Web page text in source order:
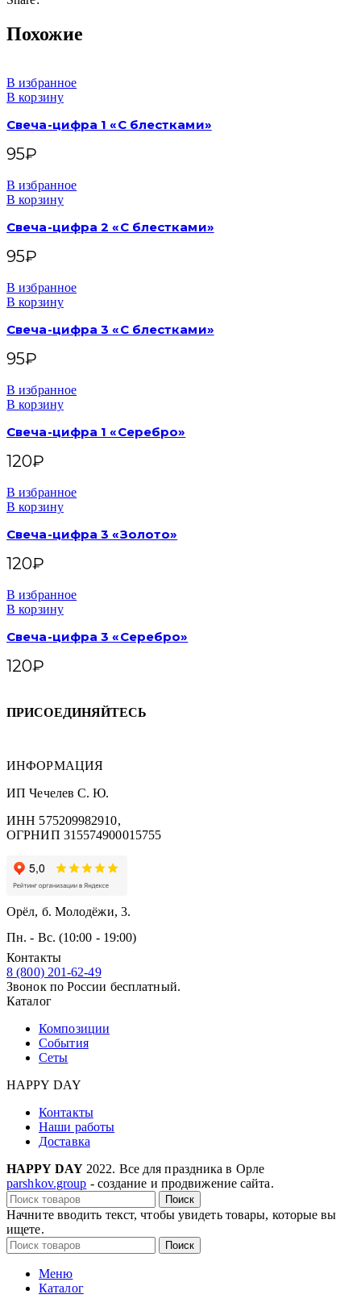
Похожие
В избранное
В корзину
Свеча-цифра 1 «С блестками»
95₽
В избранное
В корзину
Свеча-цифра 2 «С блестками»
95₽
В избранное
В корзину
Свеча-цифра 3 «С блестками»
95₽
В избранное
В корзину
Свеча-цифра 1 «Серебро»
120₽
В избранное
В корзину
Свеча-цифра 3 «Золото»
120₽
В избранное
В корзину
Свеча-цифра 3 «Серебро»
120₽
ПРИСОЕДИНЯЙТЕСЬ
ИНФОРМАЦИЯ
ИП Чечелев С. Ю.
ИНН 575209982910,
ОГРНИП 315574900015755
Орёл, б. Молодёжи, 3.
Пн. - Вс. (10:00 - 19:00)
Контакты
8 (800) 201-62-49
Звонок по России бесплатный.
Каталог
Композиции
События
Сеты
HAPPY DAY
Контакты
Наши работы
Доставка
HAPPY DAY 2022. Все для праздника в Орле
parshkov.group - создание и продвижение сайта.
Поиск
Начните вводить текст, чтобы увидеть товары, которые вы
ищете.
Поиск
Меню
Каталог